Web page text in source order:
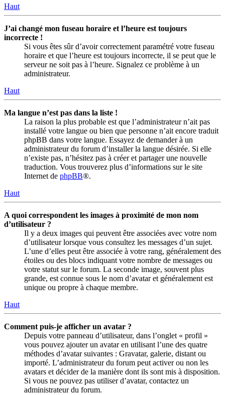
Haut
J’ai changé mon fuseau horaire et l’heure est toujours
incorrecte !
Si vous êtes sûr d’avoir correctement paramétré votre fuseau
horaire et que l’heure est toujours incorrecte, il se peut que le
serveur ne soit pas à l’heure. Signalez ce problème à un
administrateur.
Haut
Ma langue n’est pas dans la liste !
La raison la plus probable est que l’administrateur n’ait pas
installé votre langue ou bien que personne n’ait encore traduit
phpBB dans votre langue. Essayez de demander à un
administrateur du forum d’installer la langue désirée. Si elle
n’existe pas, n’hésitez pas à créer et partager une nouvelle
traduction. Vous trouverez plus d’informations sur le site
Internet de phpBB®.
Haut
A quoi correspondent les images à proximité de mon nom
d’utilisateur ?
Il y a deux images qui peuvent être associées avec votre nom
d’utilisateur lorsque vous consultez les messages d’un sujet.
L’une d’elles peut être associée à votre rang, généralement des
étoiles ou des blocs indiquant votre nombre de messages ou
votre statut sur le forum. La seconde image, souvent plus
grande, est connue sous le nom d’avatar et généralement est
unique ou propre à chaque membre.
Haut
Comment puis-je afficher un avatar ?
Depuis votre panneau d’utilisateur, dans l’onglet « profil »
vous pouvez ajouter un avatar en utilisant l’une des quatre
méthodes d’avatar suivantes : Gravatar, galerie, distant ou
importé. L’administrateur du forum peut activer ou non les
avatars et décider de la manière dont ils sont mis à disposition.
Si vous ne pouvez pas utiliser d’avatar, contactez un
administrateur du forum.